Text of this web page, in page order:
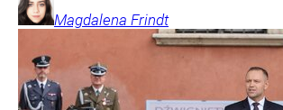
Magdalena Frindt